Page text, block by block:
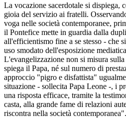
La vocazione sacerdotale si dispiega,
gioia del servizio ai fratelli.
voga nelle società contemporanee,
il Pontefice mette in guardia dalla
all'efficientismo fine a se stesso - che
uso smodato dell'esposizione
L'evangelizzazione non si misura
spiega il Papa, né sul numero di
approccio "pigro e disfattista"
situazione - sollecita Papa Leone -, i
una risposta efficace, tramite la
casta, alla grande fame di relazioni
riscontra nella società contemporanea".